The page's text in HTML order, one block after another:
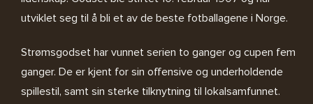
utviklet seg til å bli et av de beste fotballagene i Norge.
Strømsgodset har vunnet serien to ganger og cupen fem
ganger. De er kjent for sin offensive og underholdende
spillestil, samt sin sterke tilknytning til lokalsamfunnet.